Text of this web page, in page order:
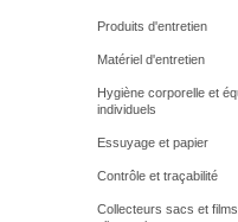
Produits d'entretien
Matériel d'entretien
Hygiène corporelle et
individuels
Essuyage et papier
Contrôle et traçabilité
Collecteurs sacs et films